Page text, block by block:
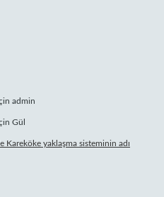
admin
Gül
Kareköke yaklaşma sisteminin adı